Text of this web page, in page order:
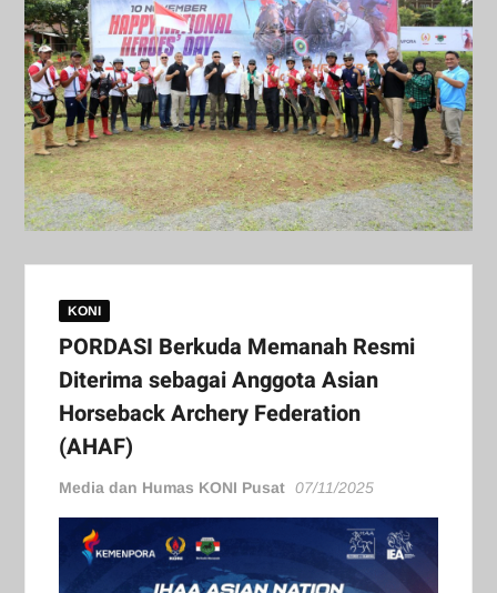
KONI
PORDASI Berkuda Memanah Resmi
Diterima sebagai Anggota Asian
Horseback Archery Federation
(AHAF)
Media dan Humas KONI Pusat 07/11/2025